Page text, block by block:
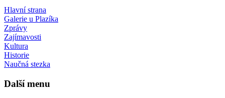
Hlavní strana
Galerie u Plazíka
Zprávy
Zajímavosti
Kultura
Historie
Naučná stezka
Další menu